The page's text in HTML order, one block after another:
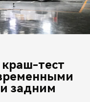
тест
задним